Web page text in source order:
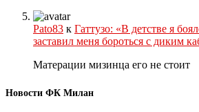
Pato83 к Гаттузо: «В детстве я
заставил меня бороться с диким
Матерации мизинца его не стоит
Новости ФК Милан